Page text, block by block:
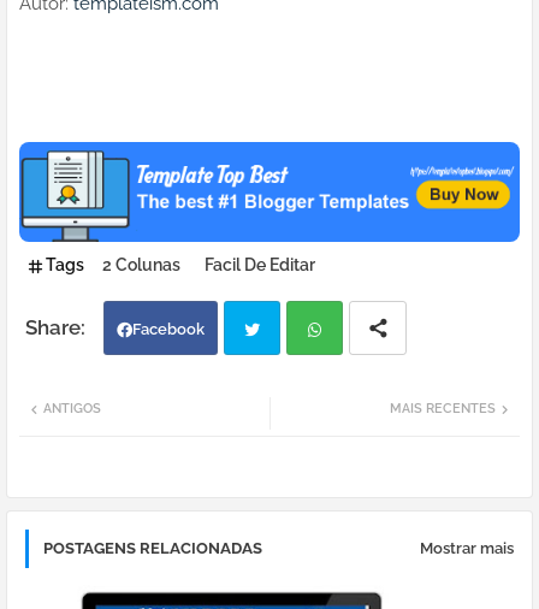
Tags 2 Colunas Facil De Editar
Facebook
pp
MAIS RECENTES
ANTIGOS
POSTAGENS RELACIONADAS Mostrar mais